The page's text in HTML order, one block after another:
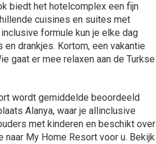
biedt het hotelcomplex een fijn
cuisines en suites met
formule kun je elke dag
drankjes. Kortom, een vakantie
gaat er mee relaxen aan de Turkse
wordt gemiddelde beoordeeld
Alanya, waar je allinclusive
met kinderen en beschikt over
My Home Resort voor u. Bekijk